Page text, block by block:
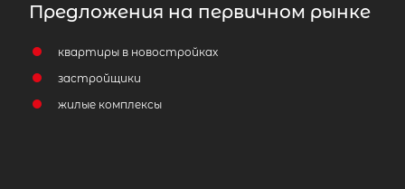
Предложения на первичном рынке
квартиры в новостройках
застройщики
жилые комплексы